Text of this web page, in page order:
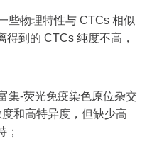
些物理特性与 CTCs 相似
到的 CTCs 纯度不高，
-荧光免疫染色原位杂交
和高特异度，但缺少高
；